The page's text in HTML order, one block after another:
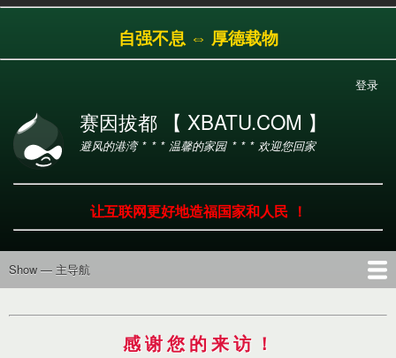
转
到
内
容
自强不息 ⇔ 厚德载物
户
登录
赛因拔都 【 XBATU.COM 】
避风的港湾 * * * 温馨的家园 * * * 欢迎您回家
让互联网更好地造福国家和人民 ！
主
航
Show — 主导航
感 谢 您 的 来 访 ！